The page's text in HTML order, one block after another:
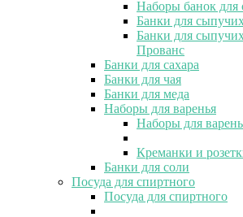
Наборы банок для
Банки для
Банки для
Прованс
Банки для сахара
Банки для чая
Банки для меда
Наборы для варенья
Наборы для
Креманки и
Банки для соли
Посуда для спиртного
Посуда для спиртного